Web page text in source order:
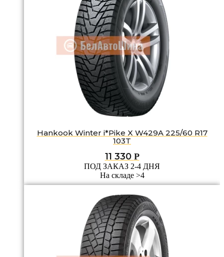
Hankook Winter i*Pike X W429A 225/60 R17
103T
11 330 Р
ПОД ЗАКАЗ 2-4 ДНЯ
На складе >4